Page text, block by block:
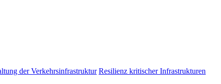
der Verkehrsinfrastruktur Resilienz kritischer Infrastrukturen